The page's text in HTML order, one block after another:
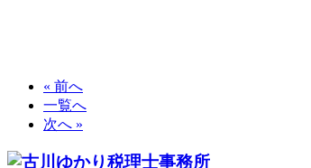
« 前へ
一覧へ
次へ »